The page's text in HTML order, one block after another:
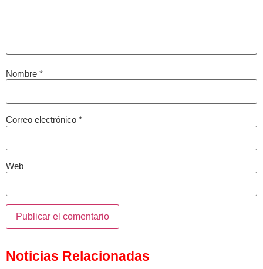
Nombre *
Correo electrónico *
Web
Noticias Relacionadas